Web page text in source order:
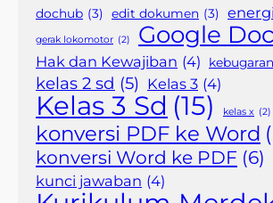
dochub (3) edit dokumen (3) energi
gerak lokomotor (2) Google
Hak dan Kewajiban (4)
kelas 2 sd (5) Kelas 3 (4)
Kelas 3 Sd (15) kelas x (2)
konversi PDF ke Word
konversi Word ke PDF (6)
kunci jawaban (4)